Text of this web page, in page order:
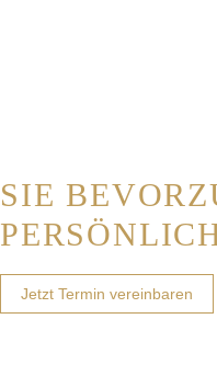
SIE
Jetzt Termin vereinbaren